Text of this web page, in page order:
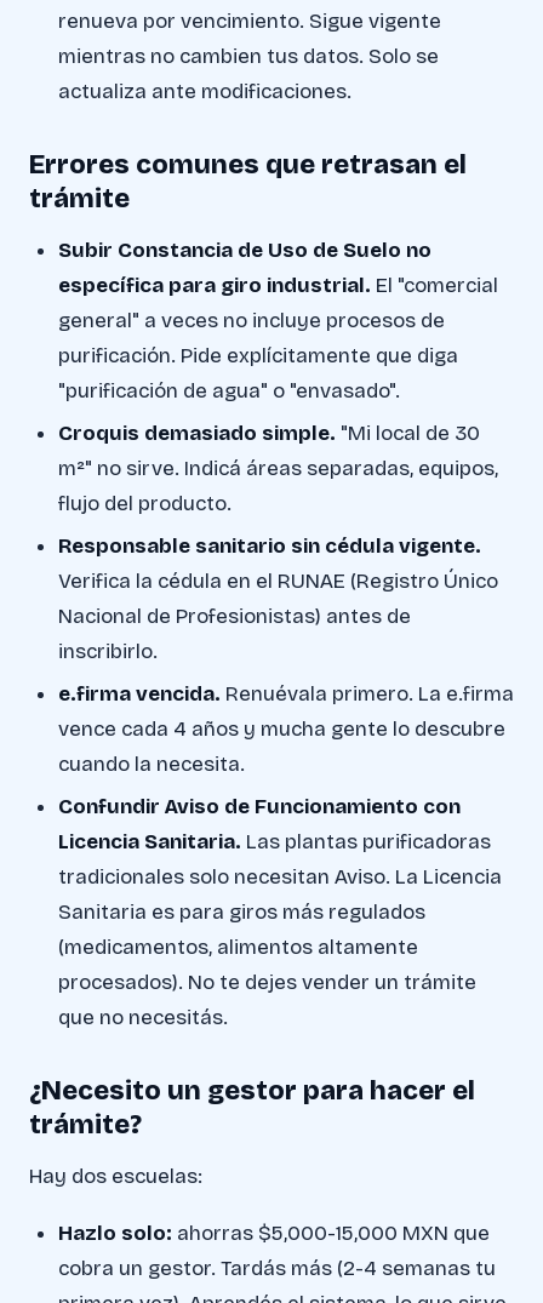
renueva por vencimiento. Sigue vigente
mientras no cambien tus datos. Solo se
actualiza ante modificaciones.
Errores comunes que retrasan el
trámite
Subir Constancia de Uso de Suelo no
específica para giro industrial. El "comercial
general" a veces no incluye procesos de
purificación. Pide explícitamente que diga
"purificación de agua" o "envasado".
Croquis demasiado simple. "Mi local de 30
m²" no sirve. Indicá áreas separadas, equipos,
flujo del producto.
Responsable sanitario sin cédula vigente.
Verifica la cédula en el RUNAE (Registro Único
Nacional de Profesionistas) antes de
inscribirlo.
e.firma vencida. Renuévala primero. La e.firma
vence cada 4 años y mucha gente lo descubre
cuando la necesita.
Confundir Aviso de Funcionamiento con
Licencia Sanitaria. Las plantas purificadoras
tradicionales solo necesitan Aviso. La Licencia
Sanitaria es para giros más regulados
(medicamentos, alimentos altamente
procesados). No te dejes vender un trámite
que no necesitás.
¿Necesito un gestor para hacer el
trámite?
Hay dos escuelas:
Hazlo solo: ahorras $5,000-15,000 MXN que
cobra un gestor. Tardás más (2-4 semanas tu